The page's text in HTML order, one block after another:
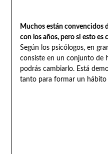
Muchos están convencidos
con los años, pero si esto es
Según los psicólogos, en
consiste en un conjunto de
podrás cambiarlo. Está
tanto para formar un hábito